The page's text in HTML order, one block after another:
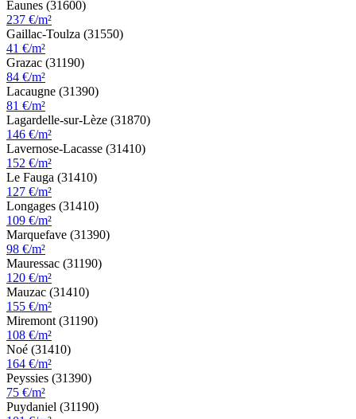
Eaunes (31600)
237 €/m²
Gaillac-Toulza (31550)
41 €/m²
Grazac (31190)
84 €/m²
Lacaugne (31390)
81 €/m²
Lagardelle-sur-Lèze (31870)
146 €/m²
Lavernose-Lacasse (31410)
152 €/m²
Le Fauga (31410)
127 €/m²
Longages (31410)
109 €/m²
Marquefave (31390)
98 €/m²
Mauressac (31190)
120 €/m²
Mauzac (31410)
155 €/m²
Miremont (31190)
108 €/m²
Noé (31410)
164 €/m²
Peyssies (31390)
75 €/m²
Puydaniel (31190)